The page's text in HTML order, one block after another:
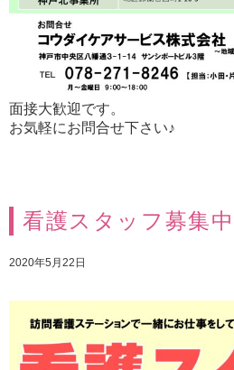
面接大歓迎です。
お気軽にお問合せ下さい♪
看護スタッフ募集中
2020年5月22日